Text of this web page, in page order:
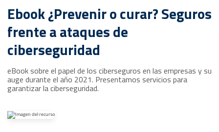
Ebook ¿Prevenir o curar? Seguros
frente a ataques de
ciberseguridad
eBook sobre el papel de los ciberseguros en las empresas y su
auge durante el año 2021. Presentamos servicios para
garantizar la ciberseguridad.